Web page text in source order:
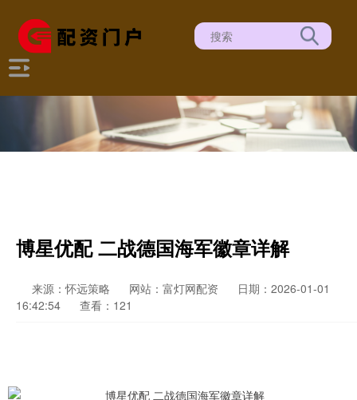
博星优配 二战德国海军徽章详解
来源：怀远策略 网站：富灯网配资
日期：2026-01-01
16:42:54
查看：121